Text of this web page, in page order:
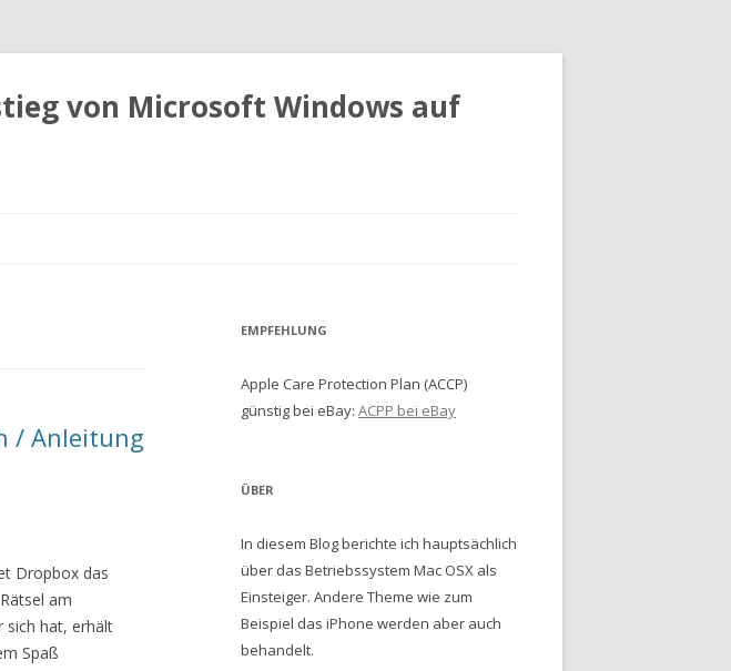
von Microsoft Windows auf
/ Anleitung
Dropbox das
am
sich hat, erhält
Spaß
EMPFEHLUNG
Apple Care Protection Plan (ACCP)
günstig bei eBay: ACPP bei eBay
ÜBER
In diesem Blog berichte ich hauptsächlich
über das Betriebssystem Mac OSX als
Einsteiger. Andere Theme wie zum
Beispiel das iPhone werden aber auch
behandelt.